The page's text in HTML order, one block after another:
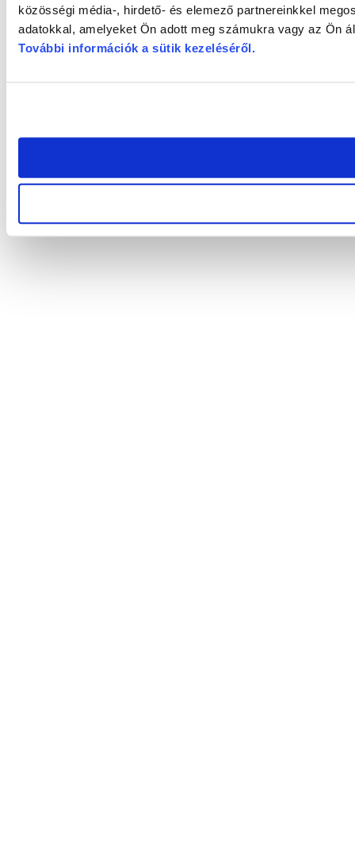
közösségi média-, hirdető- és elemező partnereinkkel
adatokkal, amelyeket Ön adott meg számukra vagy az Ön
További információk a sütik kezeléséről.